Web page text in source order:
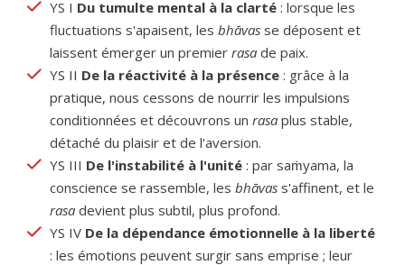
YS I Du tumulte mental à la clarté : lorsque les
fluctuations s'apaisent, les bhāvas se déposent et
laissent émerger un premier rasa de paix.
YS II De la réactivité à la présence : grâce à la
pratique, nous cessons de nourrir les impulsions
conditionnées et découvrons un rasa plus stable,
détaché du plaisir et de l'aversion.
YS III De l'instabilité à l'unité : par saṁyama, la
conscience se rassemble, les bhāvas s'affinent, et le
rasa devient plus subtil, plus profond.
YS IV De la dépendance émotionnelle à la liberté
: les émotions peuvent surgir sans emprise ; leur